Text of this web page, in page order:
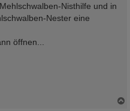
Nisthilfe und in
Nester eine
öffnen...